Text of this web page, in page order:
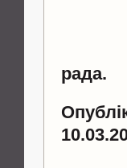
рада.